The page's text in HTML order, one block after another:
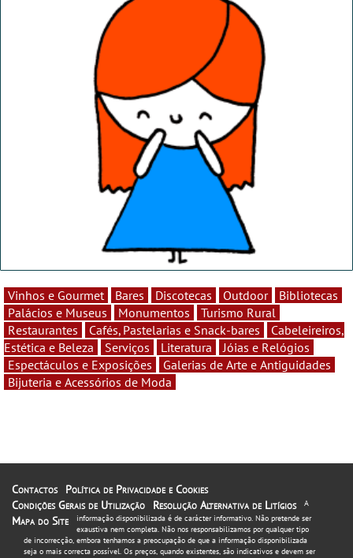
Vinhos e Gourmet Bares Discotecas Outdoor
Bibliotecas
Palácios e Museus
Monumentos
Turismo Rural
Restaurantes
Cafés, Pastelarias e Snack-bares
Cabeleireiros,
Estética e Beleza
Serviços Literatura
Jóias e Relógios
Espectáculos e Exposições
Galerias de Arte e Antiguidades
Bijuteria e Acessórios de Moda
Contactos
Política de Privacidade e Cookies
Condições Gerais de Utilização
Resolução Alternativa de Litígios
Mapa do Site
A
informação disponibilizada é de carácter informativo. Não pretende ser
exaustiva nem completa. Não nos responsabilizamos por qualquer tipo
de incorrecção, embora tenhamos a preocupação de que a informação disponibilizada
seja o mais correcta possível. Os preços, quando existentes, são indicativos e devem ser